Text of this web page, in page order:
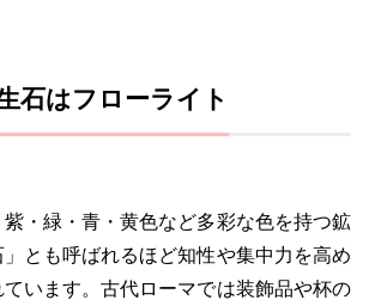
石はフローライト
・緑・青・黄色など多彩な色を持つ鉱
とも呼ばれるほど知性や集中力を高め
います。古代ローマでは装飾品や杯の